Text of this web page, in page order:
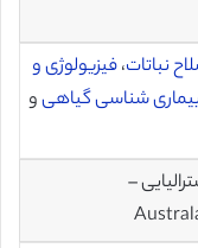
نباتات،فیزیولوژی و
شناسی گیاهیو
–